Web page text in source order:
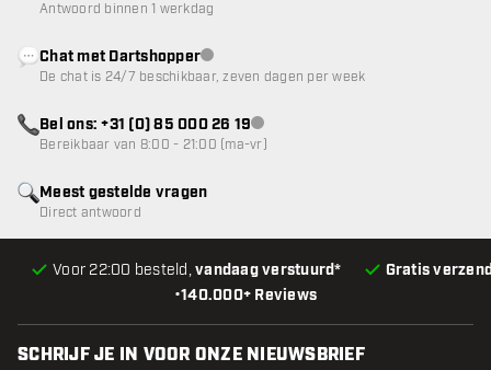
•140.000+ Reviews
Voor 22:00 besteld,vandaag verstuurd* Gratis
Meest gestelde vragen
Direct antwoord
Antwoord binnen 1 werkdag
Chat met Dartshopperklantenservice niet beschikbaar
De chat is 24/7 beschikbaar, zeven dagen per week
Bel ons: +31 (0) 85 000 26 19klantenservice niet beschikbaar
Bereikbaar van 8:00 - 21:00 (ma-vr)
SCHRIJF JE IN VOOR ONZE NIEUWSBRIEF